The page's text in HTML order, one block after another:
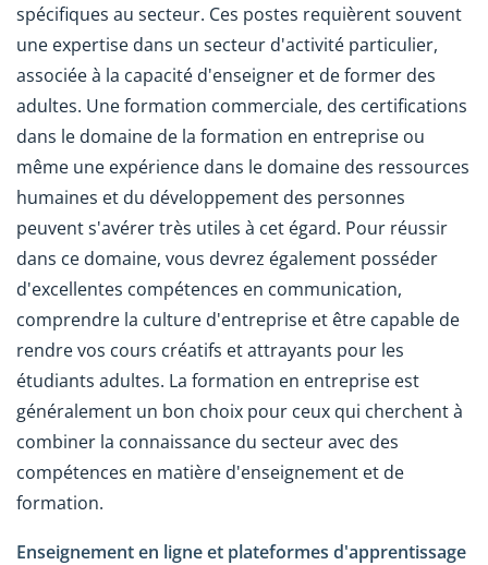
spécifiques au secteur. Ces postes requièrent souvent
une expertise dans un secteur d'activité particulier,
associée à la capacité d'enseigner et de former des
adultes. Une formation commerciale, des certifications
dans le domaine de la formation en entreprise ou
même une expérience dans le domaine des ressources
humaines et du développement des personnes
peuvent s'avérer très utiles à cet égard. Pour réussir
dans ce domaine, vous devrez également posséder
d'excellentes compétences en communication,
comprendre la culture d'entreprise et être capable de
rendre vos cours créatifs et attrayants pour les
étudiants adultes. La formation en entreprise est
généralement un bon choix pour ceux qui cherchent à
combiner la connaissance du secteur avec des
compétences en matière d'enseignement et de
formation.
Enseignement en ligne et plateformes d'apprentissage